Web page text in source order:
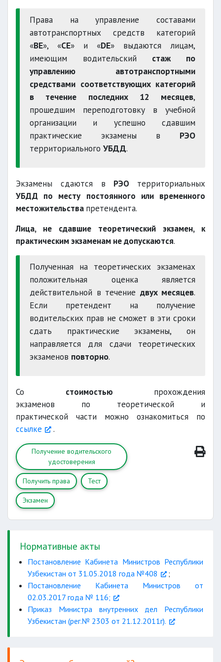
Права на управление составами
автотранспортных средств категорий
«ВЕ», «СЕ» и «DЕ» выдаются лицам,
имеющим водительский стаж по
управлению автотранспортными
средствами соответствующих категорий
в течение последних 12 месяцев,
прошедшим переподготовку в учебной
организации и успешно сдавшим
практические экзамены в РЭО
территориального УБДД.
Экзамены сдаются в РЭО территориальных
УБДД по месту постоянного или временного
местожительства претендента.
Лица, не сдавшие теоретический экзамен, к
практическим экзаменам не допускаются.
Полученная на теоретических экзаменах
положительная оценка является
действительной в течение двух месяцев.
Если претендент на получение
водительских прав не сможет в эти сроки
сдать практические экзамены, он
направляется для сдачи теоретических
экзаменов повторно.
Со стоимостью прохождения
экзаменов по теоретической и
практической части можно ознакомиться по
ссылке
.
Получение водительского
удостоверения
Получить права Тест
Экзамен
Нормативные акты
Постановление Кабинета Министров Республики
Узбекистан от 31.05.2018 года №408
;
Постановление Кабинета Министров от
02.03.2017 года № 116;
Приказ Министра внутренних дел Республики
Узбекистан (рег.№ 2303 от 21.12.2011г).